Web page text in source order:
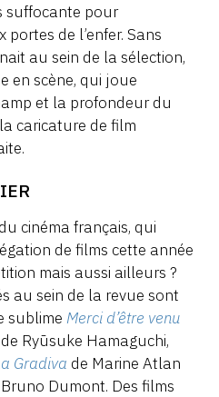
suffocante pour
de l’enfer. Sans
au sein de la sélection,
en scène, qui joue
et la profondeur du
caricature de film
cinéma français, qui
de films cette année
mais aussi ailleurs ?
au sein de la revue sont
sublime Merci d’être venu
de Ryūsuke Hamaguchi,
Gradiva de Marine Atlan
Dumont. Des films